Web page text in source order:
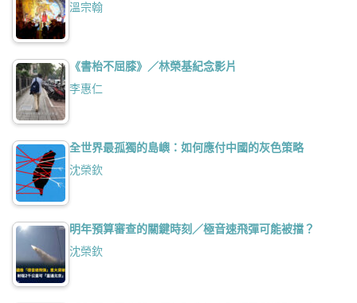
溫宗翰
《書枱不屈膝》／林榮基紀念影片
李惠仁
全世界最孤獨的島嶼：如何應付中國的灰色策略
沈榮欽
明年預算審查的關鍵時刻／極音速飛彈可能被擋？
沈榮欽